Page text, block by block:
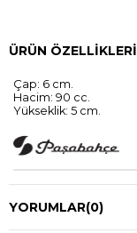
ÜRÜN ÖZELLIKLERI
Çap: 6 cm.
Hacim: 90 cc.
Yükseklik: 5 cm.
YORUMLAR(0)